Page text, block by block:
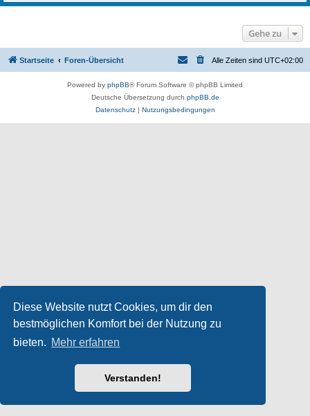
Diese Website nutzt Cookies, um dir den
bestmöglichen Komfort bei der Nutzung zu
bieten. Mehr erfahren
Verstanden!
Gehe zu
Startseite Foren-Übersicht Alle Zeiten sind UTC+02:00
Powered by phpBB® Forum Software © phpBB Limited
Deutsche Übersetzung durch phpBB.de
Datenschutz| Nutzungsbedingungen